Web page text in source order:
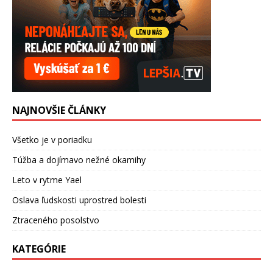
NAJNOVŠIE ČLÁNKY
Všetko je v poriadku
Túžba a dojímavo nežné okamihy
Leto v rytme Yael
Oslava ľudskosti uprostred bolesti
Ztraceného posolstvo
KATEGÓRIE